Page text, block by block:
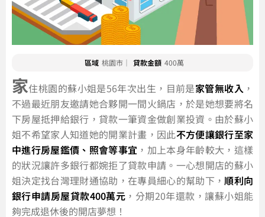
區域 桃園市｜ 貸款金額 400萬
家住桃園的蘇小姐是56年次出生，目前是家管無收入 ，
不過最近朋友邀請她合夥開一間火鍋店，於是她想要將名
下房屋抵押給銀行，貸款一筆資金做創業投資。由於蘇小
姐不希望家人知道她的開業計畫，因此不方便讓銀行至家
中進行房屋鑑價、照會等事宜 ，加上本身年齡較大，這樣
的狀況讓許多銀行都婉拒了貸款申請。一心想開店的蘇小
姐決定找台灣理財通協助，在專員細心的幫助下，順利向
銀行申請房屋貸款400萬元 ，分期20年還款，讓蘇小姐能
夠完成退休後的開店夢想！